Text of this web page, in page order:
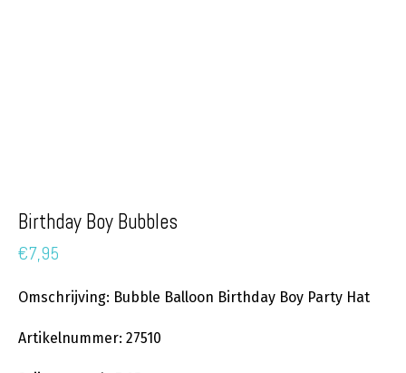
Birthday Boy Bubbles
€7,95
Omschrijving: Bubble Balloon Birthday Boy Party Hat
Artikelnummer: 27510